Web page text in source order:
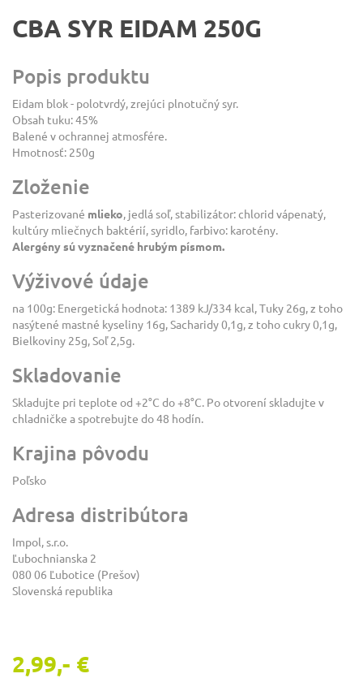
CBA SYR EIDAM 250G
Popis produktu
Eidam blok - polotvrdý, zrejúci plnotučný syr.
Obsah tuku: 45%
Balené v ochrannej atmosfére.
Hmotnosť: 250g
Zloženie
Pasterizované mlieko, jedlá soľ, stabilizátor: chlorid vápenatý,
kultúry mliečnych baktérií, syridlo, farbivo: karotény.
Alergény sú vyznačené hrubým písmom.
Výživové údaje
na 100g: Energetická hodnota: 1389 kJ/334 kcal, Tuky 26g, z toho
nasýtené mastné kyseliny 16g, Sacharidy 0,1g, z toho cukry 0,1g,
Bielkoviny 25g, Soľ 2,5g.
Skladovanie
Skladujte pri teplote od +2°C do +8°C. Po otvorení skladujte v
chladničke a spotrebujte do 48 hodín.
Krajina pôvodu
Poľsko
Adresa distribútora
Impol, s.r.o.
Ľubochnianska 2
080 06 Ľubotice (Prešov)
Slovenská republika
2,99,- €